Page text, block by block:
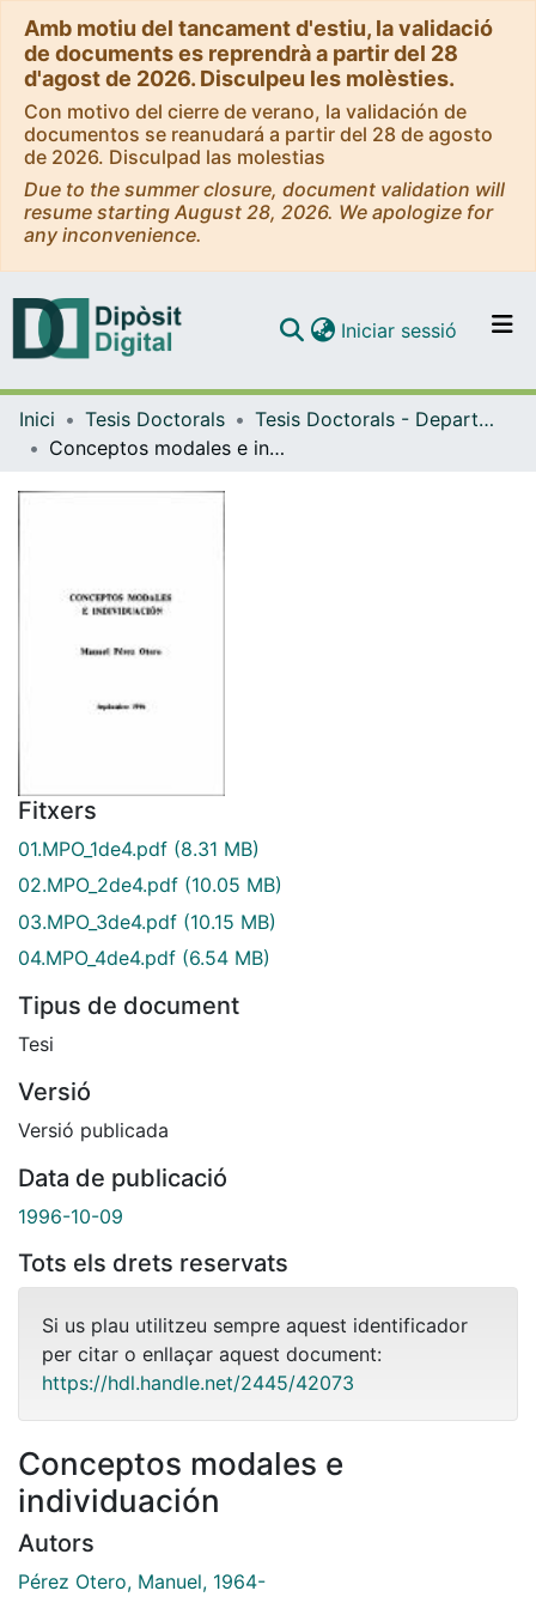
Amb motiu del tancament d'estiu, la validació
de documents es reprendrà a partir del 28
d'agost de 2026. Disculpeu les molèsties.
Con motivo del cierre de verano, la validación de
documentos se reanudará a partir del 28 de agosto
de 2026. Disculpad las molestias
Due to the summer closure, document validation will
resume starting August 28, 2026. We apologize for
any inconvenience.
Navega per tot el DD
Iniciar sessió (current)
Inici Tesis Doctorals
Tesis Doctorals - Departament - Lògica, Història i Filosofia de la Ciència
Conceptos modales e individuación
Fitxers
01.MPO_1de4.pdf (8.31 MB)
02.MPO_2de4.pdf (10.05 MB)
03.MPO_3de4.pdf (10.15 MB)
04.MPO_4de4.pdf (6.54 MB)
Tipus de document
Tesi
Versió
Versió publicada
Data de publicació
1996-10-09
Tots els drets reservats
Si us plau utilitzeu sempre aquest identificador
per citar o enllaçar aquest document:
https://hdl.handle.net/2445/42073
Conceptos modales e
individuación
Autors
Pérez Otero, Manuel, 1964-